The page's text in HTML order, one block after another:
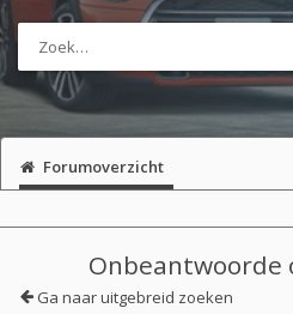
Forumoverzicht
Onbeantwoorde
Ga naar uitgebreid zoeken